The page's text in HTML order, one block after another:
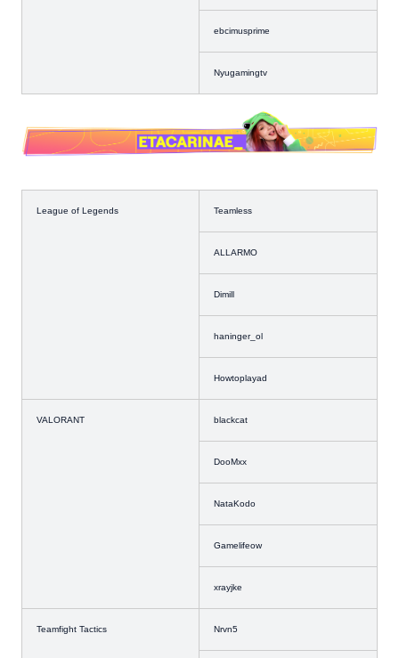
ebcimusprime
Nyugamingtv
League of Legends Teamless
ALLARMO
Dimill
haninger_ol
Howtoplayad
VALORANT blackcat
DooMxx
NataKodo
Gamelifeow
xrayjke
Teamfight Tactics Nrvn5